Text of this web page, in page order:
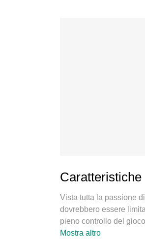
Vista tutta la passione
dovrebbero essere
pieno controllo del
Scrabble® GO - New
Mostra altro